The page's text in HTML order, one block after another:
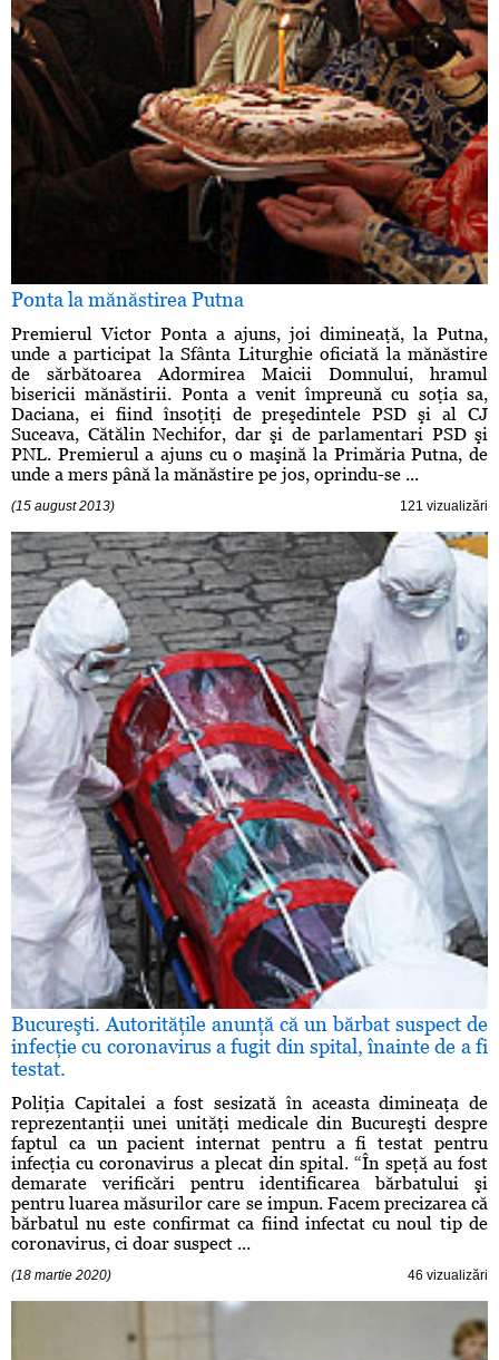
Ponta la mănăstirea Putna
Premierul Victor Ponta a ajuns, joi dimineaţă, la Putna,
unde a participat la Sfânta Liturghie oficiată la mănăstire
de sărbătoarea Adormirea Maicii Domnului, hramul
bisericii mănăstirii. Ponta a venit împreună cu soţia sa,
Daciana, ei fiind însoţiţi de preşedintele PSD şi al CJ
Suceava, Cătălin Nechifor, dar şi de parlamentari PSD şi
PNL. Premierul a ajuns cu o maşină la Primăria Putna, de
unde a mers până la mănăstire pe jos, oprindu-se ...
(15 august 2013) 121 vizualizări
Bucureşti. Autorităţile anunţă că un bărbat suspect de
infecţie cu coronavirus a fugit din spital, înainte de a fi
testat.
Poliţia Capitalei a fost sesizată în aceasta dimineaţa de
reprezentanţii unei unităţi medicale din Bucureşti despre
faptul ca un pacient internat pentru a fi testat pentru
infecţia cu coronavirus a plecat din spital. “În speţă au fost
demarate verificări pentru identificarea bărbatului şi
pentru luarea măsurilor care se impun. Facem precizarea că
bărbatul nu este confirmat ca fiind infectat cu noul tip de
coronavirus, ci doar suspect ...
(18 martie 2020) 46 vizualizări